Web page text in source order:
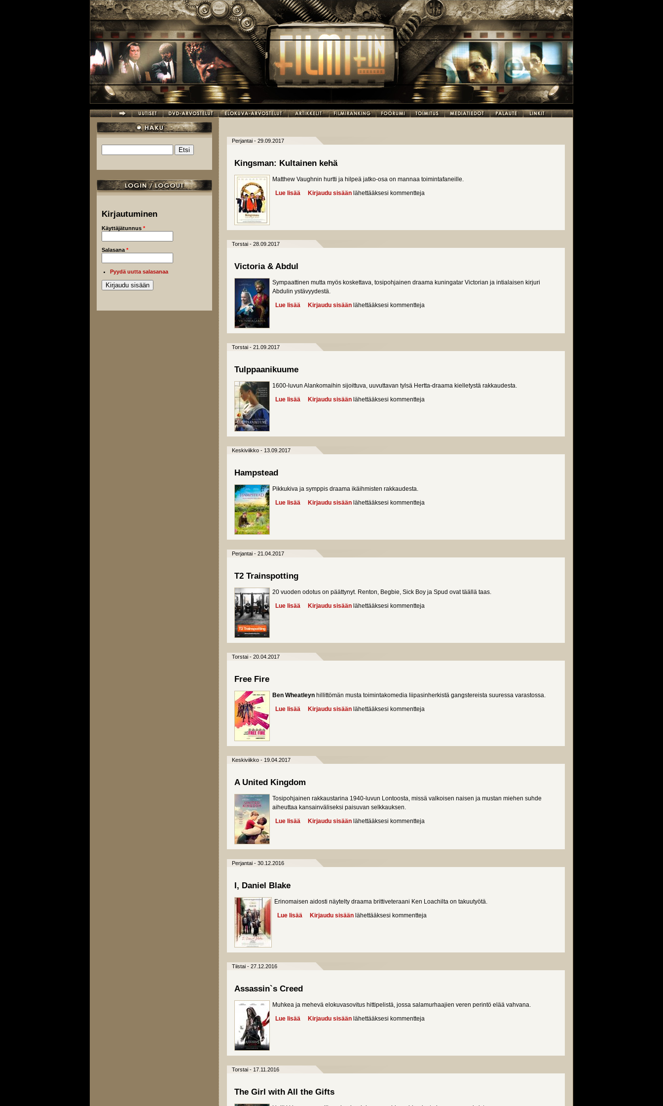
Hakulomake
Kirjautuminen
Käyttäjätunnus *
Salasana *
Pyydä uutta salasanaa
Perjantai - 29.09.2017
Kingsman: Kultainen kehä
Matthew Vaughnin hurtti ja hilpeä jatko-osa on mannaa toimintafaneille.
Lue lisää about Kingsman: Kultainen kehä
Kirjaudu sisään lähettääksesi kommentteja
Torstai - 28.09.2017
Victoria & Abdul
Sympaattinen mutta myös koskettava, tosipohjainen draama kuningatar Victorian ja intialaisen kirjuri
Abdulin ystävyydestä.
Lue lisää about Victoria & Abdul
Kirjaudu sisään lähettääksesi kommentteja
Torstai - 21.09.2017
Tulppaanikuume
1600-luvun Alankomaihin sijoittuva, uuvuttavan tylsä Hertta-draama kielletystä rakkaudesta.
Lue lisää about Tulppaanikuume
Kirjaudu sisään lähettääksesi kommentteja
Keskiviikko - 13.09.2017
Hampstead
Pikkukiva ja symppis draama ikäihmisten rakkaudesta.
Lue lisää about Hampstead
Kirjaudu sisään lähettääksesi kommentteja
Perjantai - 21.04.2017
T2 Trainspotting
20 vuoden odotus on päättynyt. Renton, Begbie, Sick Boy ja Spud ovat täällä taas.
Lue lisää about T2 Trainspotting
Kirjaudu sisään lähettääksesi kommentteja
Torstai - 20.04.2017
Free Fire
Ben Wheatleyn hillittömän musta toimintakomedia liipasinherkistä gangstereista suuressa varastossa.
Lue lisää about Free Fire
Kirjaudu sisään lähettääksesi kommentteja
Keskiviikko - 19.04.2017
A United Kingdom
Tosipohjainen rakkaustarina 1940-luvun Lontoosta, missä valkoisen naisen ja mustan miehen suhde
aiheuttaa kansainväliseksi paisuvan selkkauksen.
Lue lisää about A United Kingdom
Kirjaudu sisään lähettääksesi kommentteja
Perjantai - 30.12.2016
I, Daniel Blake
Erinomaisen aidosti näytelty draama brittiveteraani Ken Loachilta on takuutyötä.
Lue lisää about I, Daniel Blake
Kirjaudu sisään lähettääksesi kommentteja
Tiistai - 27.12.2016
Assassin`s Creed
Muhkea ja mehevä elokuvasovitus hittipelistä, jossa salamurhaajien veren perintö elää vahvana.
Lue lisää about Assassin`s Creed
Kirjaudu sisään lähettääksesi kommentteja
Torstai - 17.11.2016
The Girl with All the Gifts